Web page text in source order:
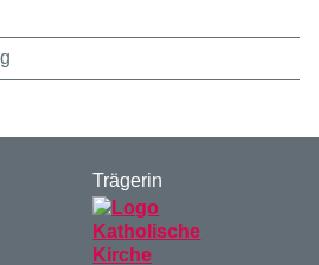
Trägerin